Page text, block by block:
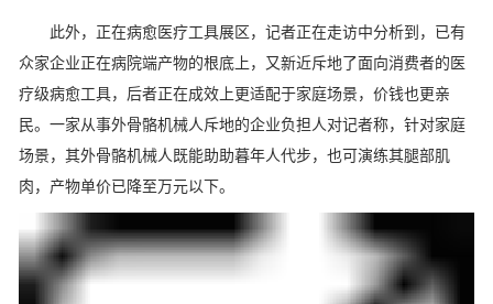
此外，正在病愈医疗工具展区，记者正在走访中分析到，已有
众家企业正在病院端产物的根底上，又新近斥地了面向消费者的医
疗级病愈工具，后者正在成效上更适配于家庭场景，价钱也更亲
民。一家从事外骨骼机械人斥地的企业负担人对记者称，针对家庭
场景，其外骨骼机械人既能助助暮年人代步，也可演练其腿部肌
肉，产物单价已降至万元以下。